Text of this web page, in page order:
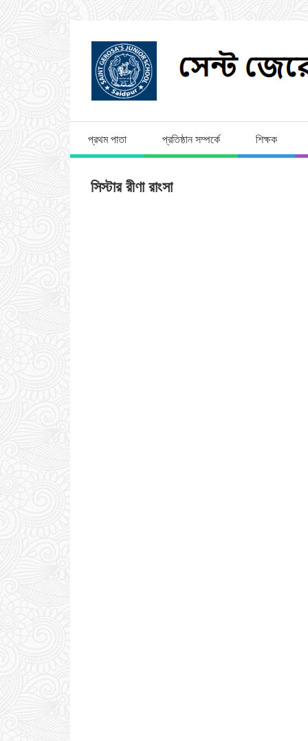
প্রথম পাতা প্রতিষ্ঠান সম্পর্কে শিক্ষক
সিস্টার রীণা রাংসা